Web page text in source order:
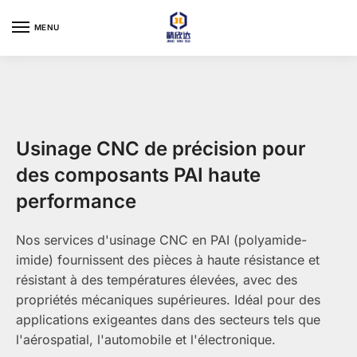
MENU
Usinage CNC de précision pour
des composants PAI haute
performance
Nos services d'usinage CNC en PAI (polyamide-
imide) fournissent des pièces à haute résistance et
résistant à des températures élevées, avec des
propriétés mécaniques supérieures. Idéal pour des
applications exigeantes dans des secteurs tels que
l'aérospatial, l'automobile et l'électronique.